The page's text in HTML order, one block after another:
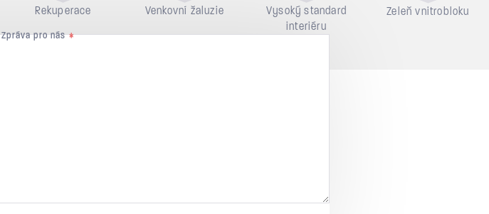
Rekuperace Venkovní žaluzie
Vysoký standard
interiéru
Zeleň vnitrobloku
Zpráva pro nás*